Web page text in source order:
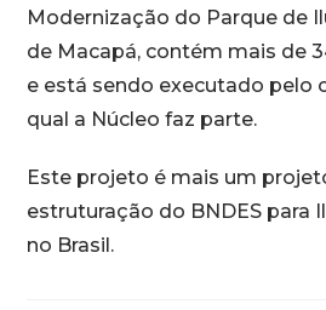
Modernização do Parque de
de Macapá, contém mais de
e está sendo executado pelo
qual a Núcleo faz parte.
Este projeto é mais um
estruturação do BNDES para
no Brasil.